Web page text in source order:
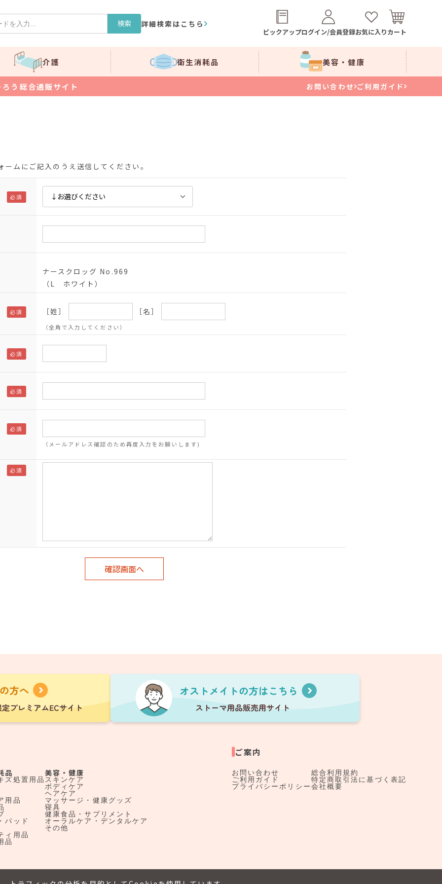
検索 詳細検索はこちら
ピックアップログイン/会員登録お気に入りカート
介護 衛生消耗品 美容・健康
う総合通販サイト お問い合わせ ご利用ガイド
ムにご記入のうえ送信してください。
ナースクロッグ No.969
（L ホワイト）
［姓］ ［名］
（全角で入力してください）
（メールアドレス確認のため再度入力をお願いします)
品
ズ処置用品
用品
パッド
ィ用品
品
美容・健康
スキンケア
ボディケア
ヘアケア
マッサージ・健康グッズ
寝具
健康食品・サプリメント
オーラルケア・デンタルケア
その他
ご案内
お問い合わせ
ご利用ガイド
プライバシーポリシー
総合利用規約
特定商取引法に基づく表記
会社概要